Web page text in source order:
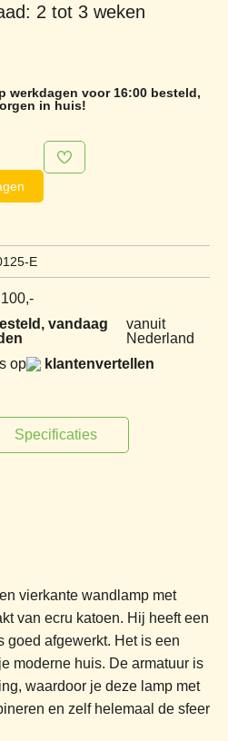
2 tot 3 weken
werkdagen voor 16:00 besteld,
in huis!
E
vandaag
vanuit
Nederland
op klantenvertellen
Specificaties
vierkante wandlamp met
van ecru katoen. Hij heeft een
goed afgewerkt. Het is een
moderne huis. De armatuur is
waardoor je deze lamp met
en zelf helemaal de sfeer